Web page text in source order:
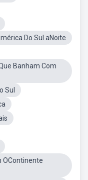
Do Sul aNoite
Banham Com
Sul
OContinente